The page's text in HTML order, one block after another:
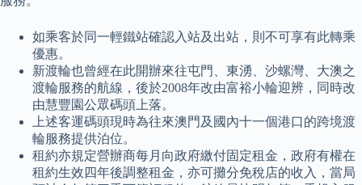
如乘客於同一輕鐵站確認入站及出站，則不可享有此轉乘
優惠。
新渡輪也曾經在此開辦來往屯門、東湧、沙螺灣、大澳之
渡輪服務的航線，後於2008年改由富裕小輪迎辨，同時改
由慧豐園公眾碼頭上落。
上述客運碼頭現時為往來澳門及國內十一個港口的跨境渡
輪服務提供泊位。
租約亦規定營辦商每月向政府繳付固定租金，政府有權在
租約生效四年後調整租金，亦可攤分免稅店的收入，當局